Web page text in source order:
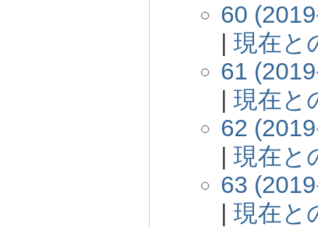
60
| 現在と
61
| 現在と
62
| 現在と
63
| 現在と